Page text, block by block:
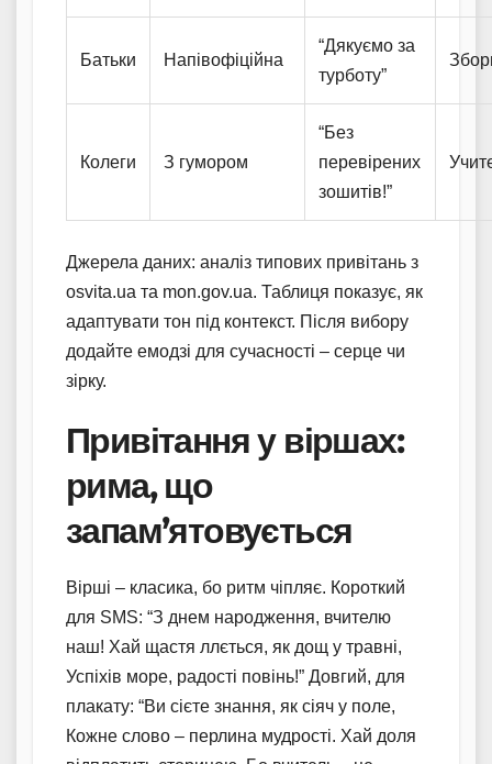
Батьки Напівофіційна
“Дякуємо за
турботу”
Колеги З гумором
“Без
перевірених
зошитів!”
Джерела даних: аналіз типових привітань з
osvita.ua та mon.gov.ua. Таблиця показує, як
адаптувати тон під контекст. Після вибору
додайте емодзі для сучасності – серце чи
зірку.
Привітання у віршах:
рима, що
запам’ятовується
Вірші – класика, бо ритм чіпляє. Короткий
для SMS: “З днем народження, вчителю
наш! Хай щастя ллється, як дощ у травні,
Успіхів море, радості повінь!” Довгий, для
плакату: “Ви сієте знання, як сіяч у поле,
Кожне слово – перлина мудрості. Хай доля